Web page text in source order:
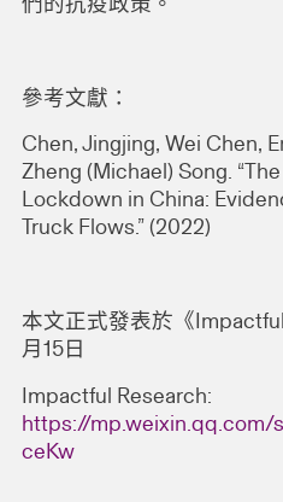
們的抗疫政策。
參考文獻：
Chen, Jingjing, Wei Chen,
Zheng (Michael) Song.
Lockdown in China:
Truck Flows.” (2022)
本文正式發表於《
月15日
Impactful Research:
https://mp.weixin.qq.com/
ceKw